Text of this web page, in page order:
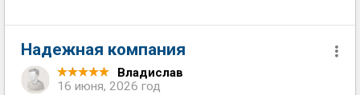
Надежная компания
Владислав
16 июня, 2026 год